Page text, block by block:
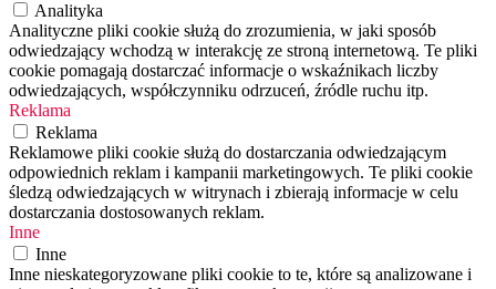
Analityka
Analityczne pliki cookie służą do zrozumienia, w jaki sposób
odwiedzający wchodzą w interakcję ze stroną internetową. Te pliki
cookie pomagają dostarczać informacje o wskaźnikach liczby
odwiedzających, współczynniku odrzuceń, źródle ruchu itp.
Reklama
Reklama
Reklamowe pliki cookie służą do dostarczania odwiedzającym
odpowiednich reklam i kampanii marketingowych. Te pliki cookie
śledzą odwiedzających w witrynach i zbierają informacje w celu
dostarczania dostosowanych reklam.
Inne
Inne
Inne nieskategoryzowane pliki cookie to te, które są analizowane i